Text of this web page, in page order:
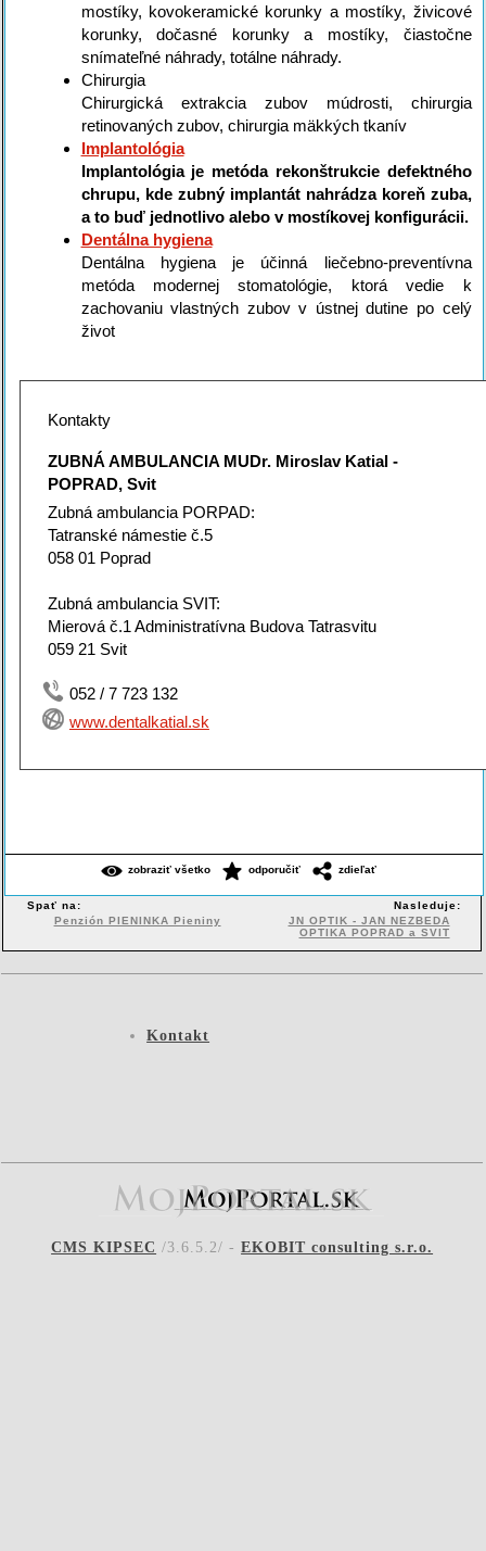
Spať na:
Penzión PIENINKA Pieniny
mostíky, kovokeramické korunky a mostíky, živicové
korunky, dočasné korunky a mostíky, čiastočne
snímateľné náhrady, totálne náhrady.
Chirurgia
Chirurgická extrakcia zubov múdrosti, chirurgia
retinovaných zubov, chirurgia mäkkých tkanív
Implantológia
Implantológia je metóda rekonštrukcie defektného
chrupu, kde zubný implantát nahrádza koreň zuba,
a to buď jednotlivo alebo v mostíkovej konfigurácii.
Dentálna hygiena
Dentálna hygiena je účinná liečebno-preventívna
metóda modernej stomatológie, ktorá vedie k
zachovaniu vlastných zubov v ústnej dutine po celý
život
Kontakty
ZUBNÁ AMBULANCIA MUDr. Miroslav Katial -
POPRAD, Svit
Zubná ambulancia PORPAD:
Tatranské námestie č.5
058 01 Poprad
Zubná ambulancia SVIT:
Mierová č.1 Administratívna Budova Tatrasvitu
059 21 Svit
052 / 7 723 132
www.dentalkatial.sk
Nasleduje:
JN OPTIK - JAN NEZBEDA
OPTIKA POPRAD a SVIT
zobraziť všetko odporučiť zdieľať
Kontakt
CMS KIPSEC /3.6.5.2/ -EKOBIT consulting s.r.o.